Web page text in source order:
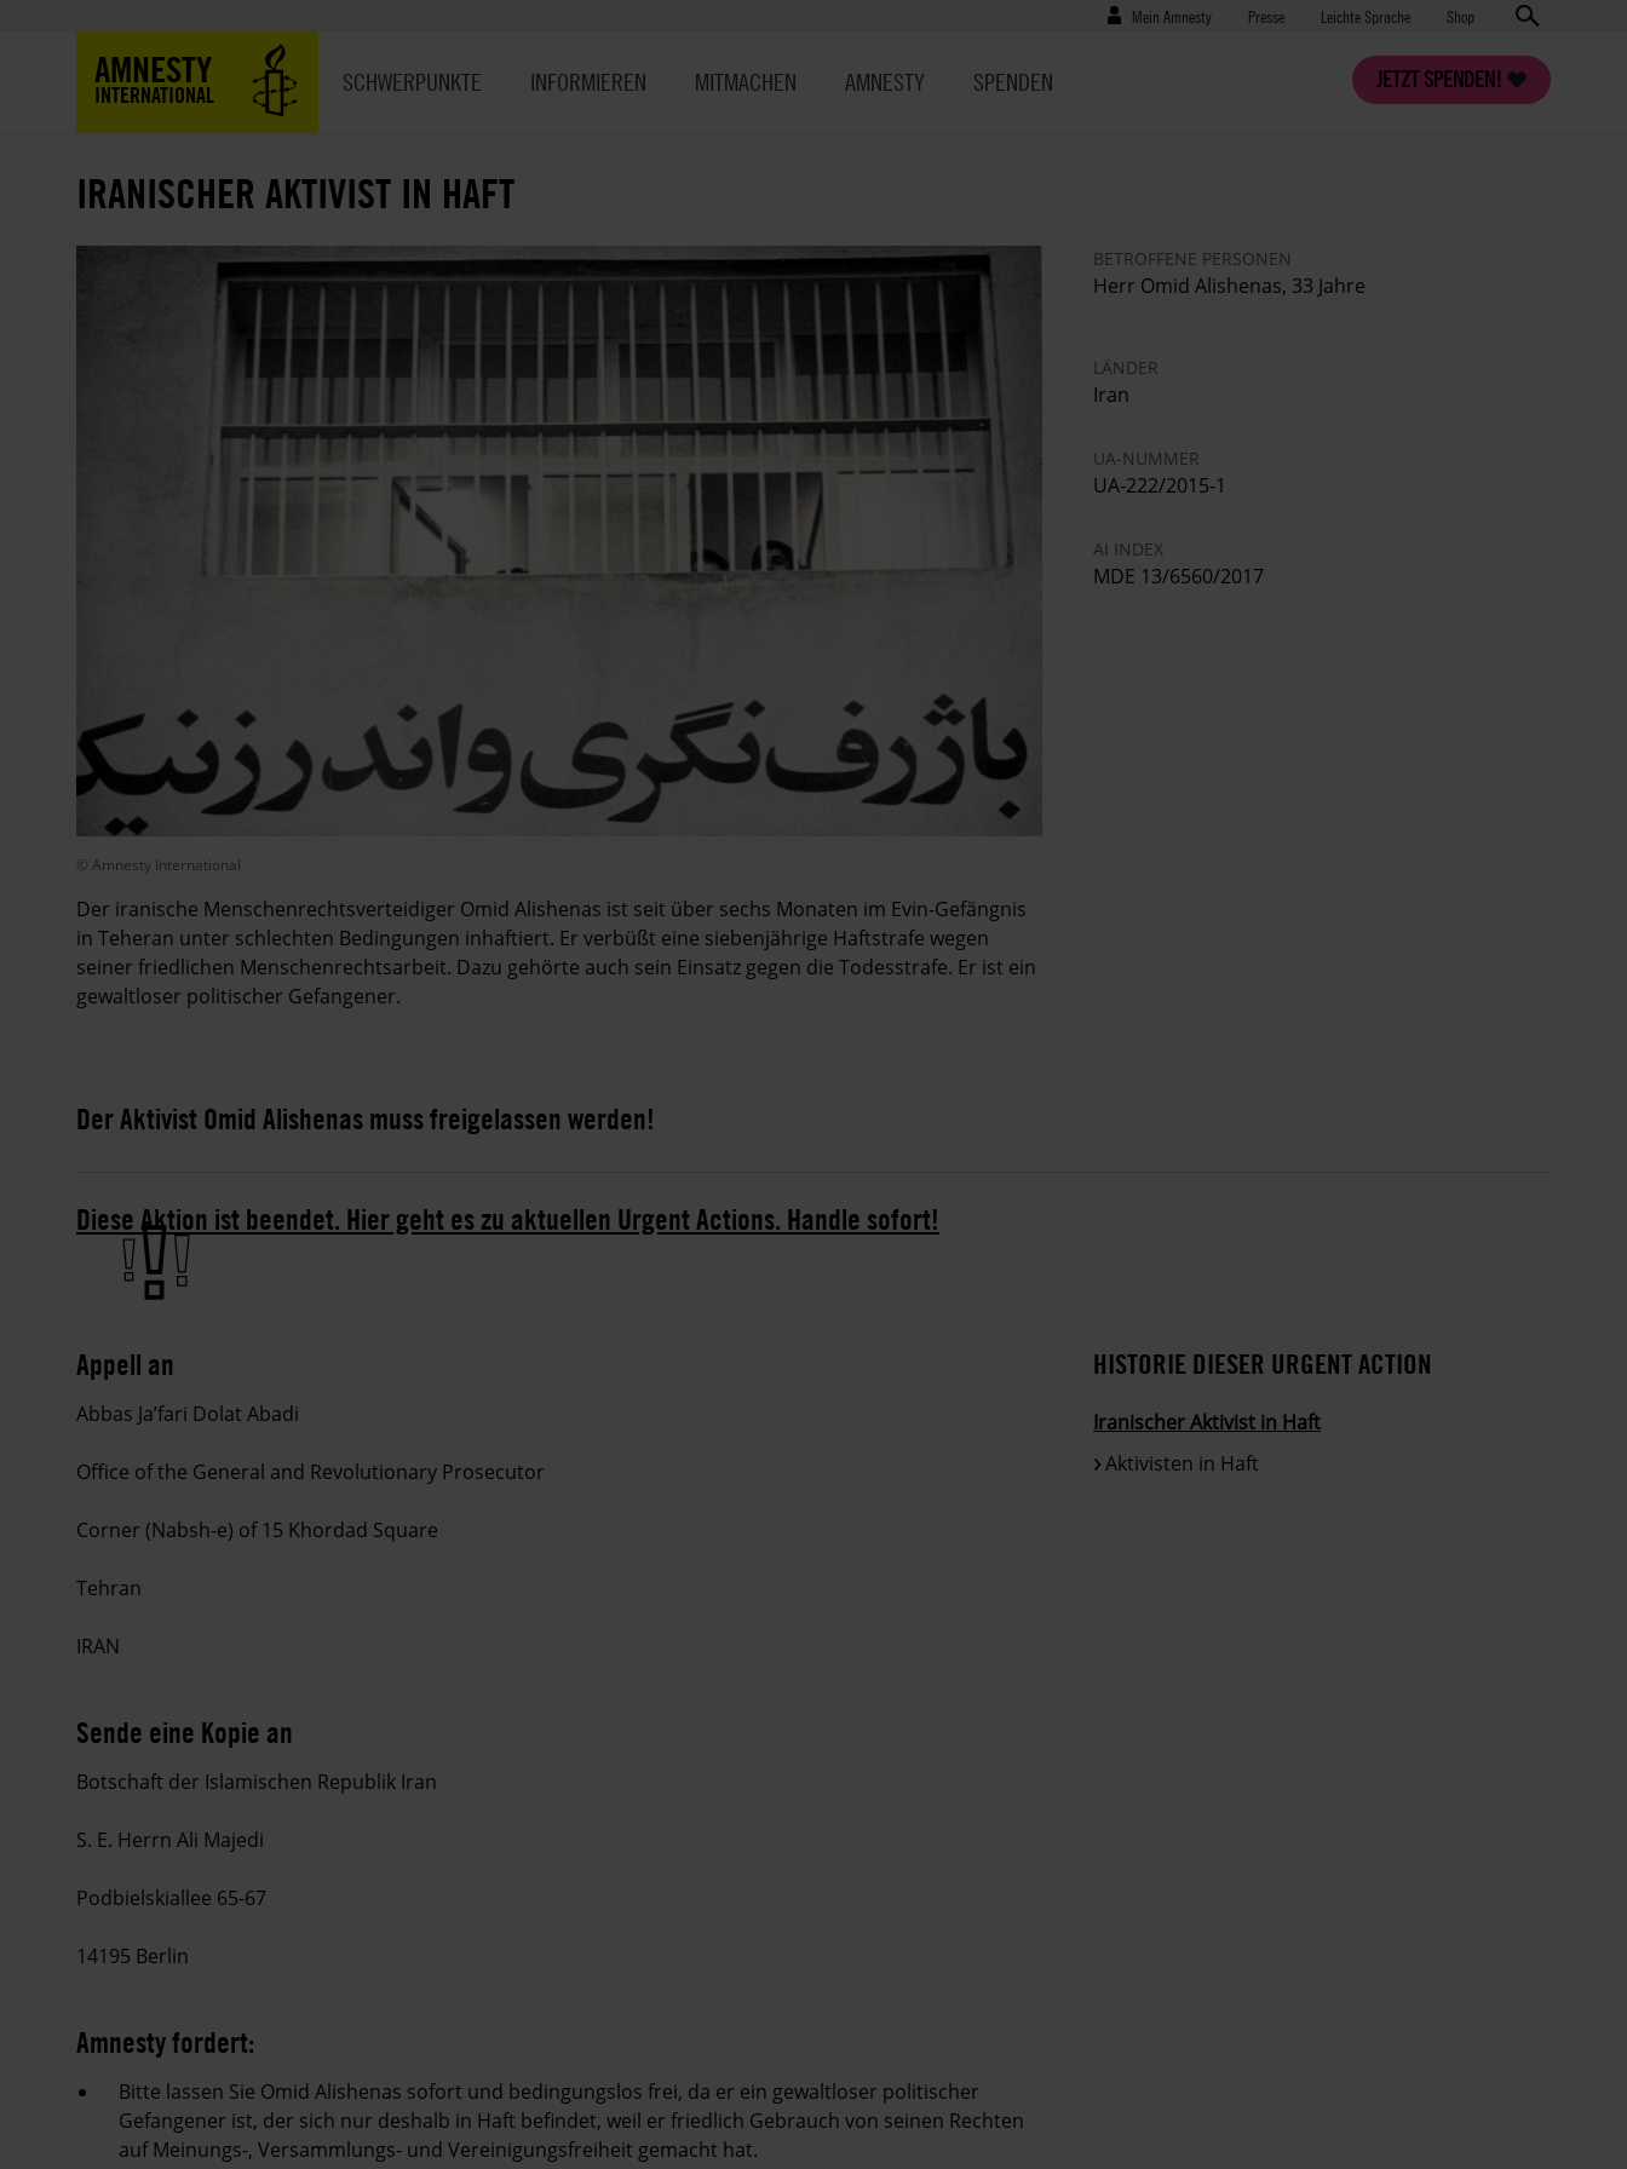
Benutzermenü
Mein Amnesty Presse
Presse Leichte Sprache Shop
AMNESTY
INTERNATIONAL
JETZT SPENDEN!
SCHWERPUNKTE INFORMIEREN MITMACHEN AMNESTY SPENDEN
IRANISCHER AKTIVIST IN HAFT
© Amnesty International
Der iranische Menschenrechtsverteidiger Omid Alishenas ist seit über sechs Monaten im Evin-Gefängnis
in Teheran unter schlechten Bedingungen inhaftiert. Er verbüßt eine siebenjährige Haftstrafe wegen
seiner friedlichen Menschenrechtsarbeit. Dazu gehörte auch sein Einsatz gegen die Todesstrafe. Er ist ein
gewaltloser politischer Gefangener.
BETROFFENE PERSONEN
Herr Omid Alishenas, 33 Jahre
LÄNDER
Iran
UA-NUMMER
UA-222/2015-1
AI INDEX
MDE 13/6560/2017
Der Aktivist Omid Alishenas muss freigelassen werden!
Diese Aktion ist beendet. Hier geht es zu aktuellen Urgent Actions. Handle sofort!
Appell an
Abbas Ja’fari Dolat Abadi
Office of the General and Revolutionary Prosecutor
Corner (Nabsh-e) of 15 Khordad Square
Tehran
IRAN
Sende eine Kopie an
Botschaft der Islamischen Republik Iran
S. E. Herrn Ali Majedi
Podbielskiallee 65-67
14195 Berlin
Amnesty fordert:
Bitte lassen Sie Omid Alishenas sofort und bedingungslos frei, da er ein gewaltloser politischer
Gefangener ist, der sich nur deshalb in Haft befindet, weil er friedlich Gebrauch von seinen Rechten
auf Meinungs-, Versammlungs- und Vereinigungsfreiheit gemacht hat.
HISTORIE DIESER URGENT ACTION
Iranischer Aktivist in Haft
Aktivisten in Haft